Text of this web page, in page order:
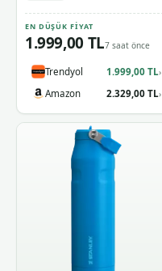
EN DÜŞÜK FIYAT
1.999,00 TL7 saat önce
Trendyol 1.999,00 TL›
Amazon 2.329,00 TL›